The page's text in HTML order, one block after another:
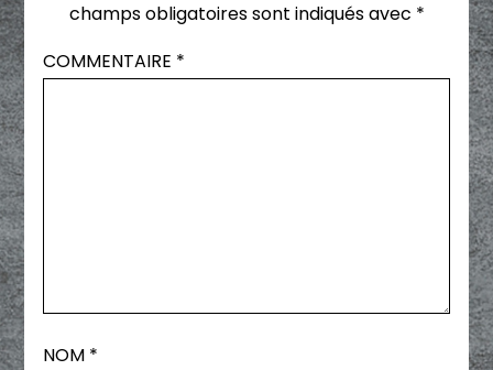
champs obligatoires sont indiqués avec *
COMMENTAIRE *
NOM *